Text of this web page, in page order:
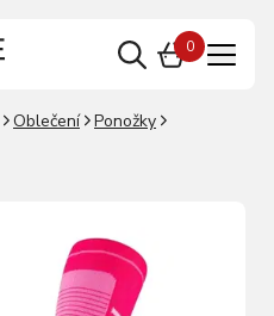
0
Oblečení
Ponožky